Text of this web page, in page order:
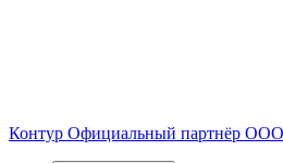
Контур Официальный партнёр ООО